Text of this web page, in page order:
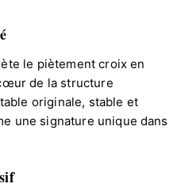
le piètement croix en
de la structure
originale, stable et
une signature unique dans